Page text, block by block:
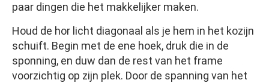
paar dingen die het makkelijker maken.
Houd de hor licht diagonaal als je hem in het kozijn
schuift. Begin met de ene hoek, druk die in de
sponning, en duw dan de rest van het frame
voorzichtig op zijn plek. Door de spanning van het